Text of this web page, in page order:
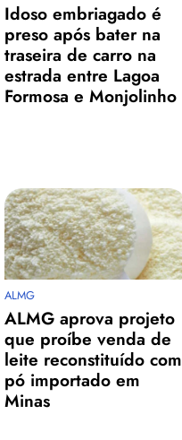
Idoso embriagado é
preso após bater na
traseira de carro na
estrada entre Lagoa
Formosa e Monjolinho
ALMG
ALMG aprova projeto
que proíbe venda de
leite reconstituído com
pó importado em
Minas